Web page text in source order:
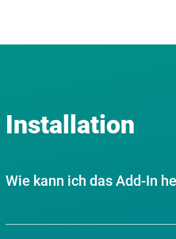
Installation
Wie kann ich das Add-In